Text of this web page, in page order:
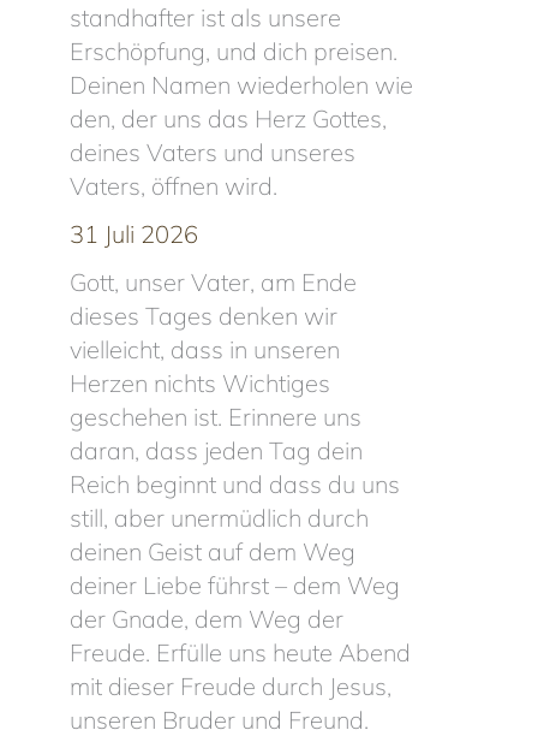
standhafter ist als unsere
Erschöpfung, und dich preisen.
Deinen Namen wiederholen wie
den, der uns das Herz Gottes,
deines Vaters und unseres
Vaters, öffnen wird.
31 Juli 2026
Gott, unser Vater, am Ende
dieses Tages denken wir
vielleicht, dass in unseren
Herzen nichts Wichtiges
geschehen ist. Erinnere uns
daran, dass jeden Tag dein
Reich beginnt und dass du uns
still, aber unermüdlich durch
deinen Geist auf dem Weg
deiner Liebe führst – dem Weg
der Gnade, dem Weg der
Freude. Erfülle uns heute Abend
mit dieser Freude durch Jesus,
unseren Bruder und Freund.